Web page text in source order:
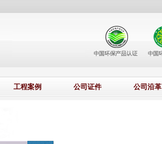
工程案例 公司证件 公司沿革